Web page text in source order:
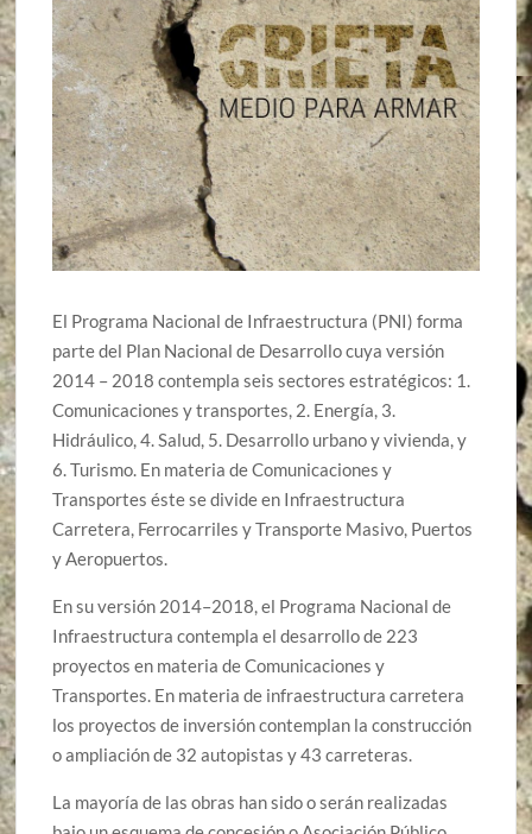
El Programa Nacional de Infraestructura (PNI) forma
parte del Plan Nacional de Desarrollo cuya versión
2014 – 2018 contempla seis sectores estratégicos: 1.
Comunicaciones y transportes, 2. Energía, 3.
Hidráulico, 4. Salud, 5. Desarrollo urbano y vivienda, y
6. Turismo. En materia de Comunicaciones y
Transportes éste se divide en Infraestructura
Carretera, Ferrocarriles y Transporte Masivo, Puertos
y Aeropuertos.
En su versión 2014–2018, el Programa Nacional de
Infraestructura contempla el desarrollo de 223
proyectos en materia de Comunicaciones y
Transportes. En materia de infraestructura carretera
los proyectos de inversión contemplan la construcción
o ampliación de 32 autopistas y 43 carreteras.
La mayoría de las obras han sido o serán realizadas